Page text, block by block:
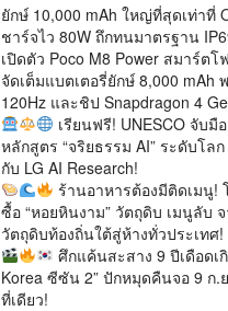
ยักษ์ 10,000 mAh ใหญ่ที่สุดเท่าที่
ชาร์จไว 80W ถึกทนมาตรฐาน
เปิดตัว Poco M8 Power สมาร์ต
จัดเต็มแบตเตอรี่ยักษ์ 8,000 mAh
120Hz และชิป Snapdragon 4
เรียนฟรี! UNESCO จับมื
หลักสูตร “จริยธรรม AI” ระดับโล
กับ LG AI Research!
ร้านอาหารต้องมีติดเมนู!
ซื้อ “หอยหินงาม” วัตถุดิบ เมนูลับ
วัตถุดิบท้องถิ่นใต้สู่ห้างทั่วประเทศ!
ศึกแค้นสะสาง 9 ปีเดือดเ
Korea ซีซัน 2” ปักหมุดคืนจอ 9 ก.
ที่เดียว!